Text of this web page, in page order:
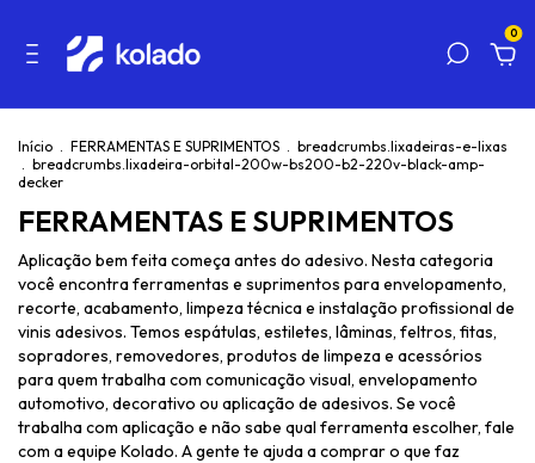
0
Início . FERRAMENTAS E SUPRIMENTOS . breadcrumbs.lixadeiras-e-lixas
. breadcrumbs.lixadeira-orbital-200w-bs200-b2-220v-black-amp-
decker
FERRAMENTAS E SUPRIMENTOS
Aplicação bem feita começa antes do adesivo. Nesta categoria
você encontra ferramentas e suprimentos para envelopamento,
recorte, acabamento, limpeza técnica e instalação profissional de
vinis adesivos. Temos espátulas, estiletes, lâminas, feltros, fitas,
sopradores, removedores, produtos de limpeza e acessórios
para quem trabalha com comunicação visual, envelopamento
automotivo, decorativo ou aplicação de adesivos. Se você
trabalha com aplicação e não sabe qual ferramenta escolher, fale
com a equipe Kolado. A gente te ajuda a comprar o que faz